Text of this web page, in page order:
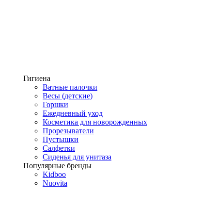
Гигиена
Ватные палочки
Весы (детские)
Горшки
Ежедневный уход
Косметика для новорожденных
Прорезыватели
Пустышки
Салфетки
Сиденья для унитаза
Популярные бренды
Kidboo
Nuovita